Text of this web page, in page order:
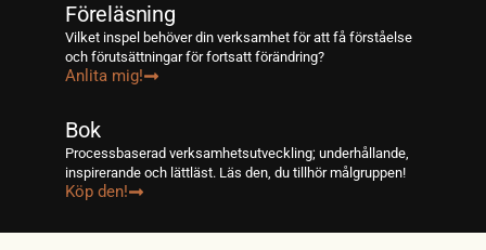
Föreläsning
Vilket inspel behöver din verksamhet för att få förståelse
och förutsättningar för fortsatt förändring?
Anlita mig!
Bok
Processbaserad verksamhetsutveckling; underhållande,
inspirerande och lättläst. Läs den, du tillhör målgruppen!
Köp den!